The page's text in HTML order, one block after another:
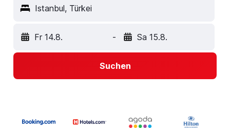
Istanbul, Türkei
Fr 14.8. - Sa 15.8.
Suchen